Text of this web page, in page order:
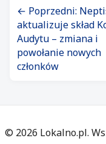
← Poprzedni:
aktualizuje skład
Audytu – zmiana i
powołanie nowych
członków
© 2026 Lokalno.pl.